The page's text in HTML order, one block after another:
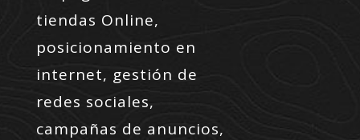
tiendas Online,
posicionamiento en
internet, gestión de
redes sociales,
campañas de anuncios,